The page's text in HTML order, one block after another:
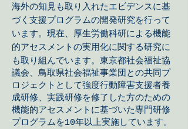
海外の知見も取り入れたエビデンスに基
づく支援プログラムの開発研究を行って
います。現在、厚生労働科研による機能
的アセスメントの実用化に関する研究に
も取り組んでいます。 東京都社会福祉協
議会、鳥取県社会福祉事業団との共同プ
ロジェクトとして強度行動障害支援者養
成研修、実践研修を修了した方のための
機能的アセスメントに基づいた専門研修
プログラムを10年以上実施しています。